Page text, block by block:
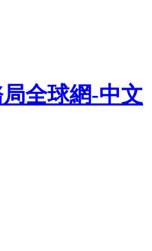
全球網-中文